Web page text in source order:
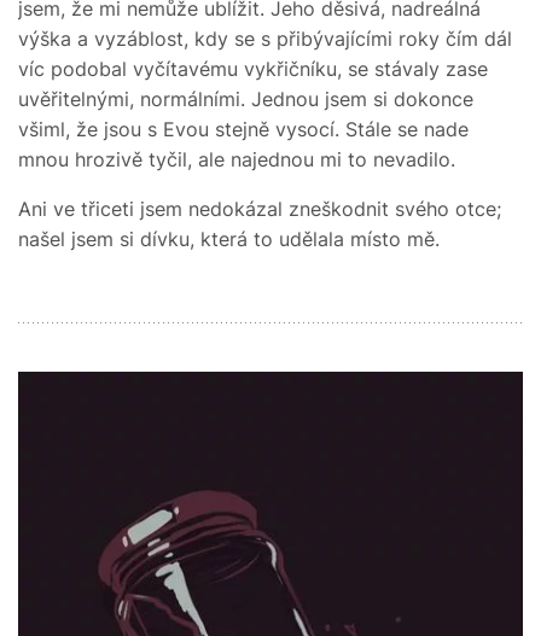
jsem, že mi nemůže ublížit. Jeho děsivá, nadreálná
výška a vyzáblost, kdy se s přibývajícími roky čím dál
víc podobal vyčítavému vykřičníku, se stávaly zase
uvěřitelnými, normálními. Jednou jsem si dokonce
všiml, že jsou s Evou stejně vysocí. Stále se nade
mnou hrozivě tyčil, ale najednou mi to nevadilo.
Ani ve třiceti jsem nedokázal zneškodnit svého otce;
našel jsem si dívku, která to udělala místo mě.